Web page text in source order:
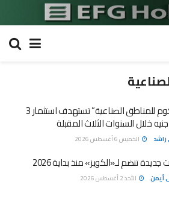
“أوراسكوم للمناطق الصناعية” تستهدف استثمار 3
خلال السنوات الثلاث المقبلة
الخميس 6 أغسطس 2026
أيمن الأحد 2 أغسطس 2026